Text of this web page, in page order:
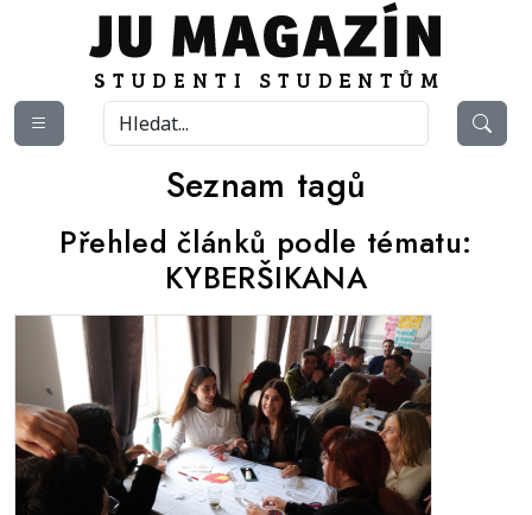
Seznam tagů
Přehled článků podle tématu:
KYBERŠIKANA